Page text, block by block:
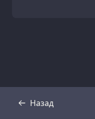
Назад
Стенограмма